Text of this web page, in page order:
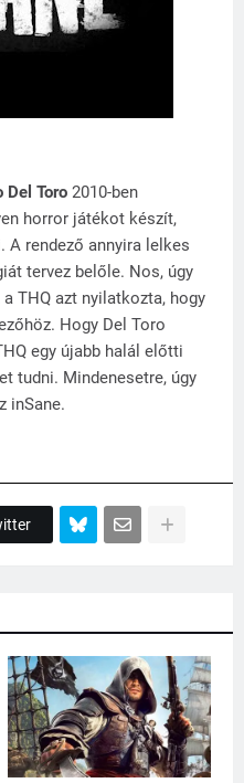
Del Toro 2010-ben
horror játékot készít,
A rendező annyira lelkes
tervez belőle. Nos, úgy
THQ azt nyilatkozta, hogy
Hogy Del Toro
egy újabb halál előtti
tudni. Mindenesetre, úgy
inSane.